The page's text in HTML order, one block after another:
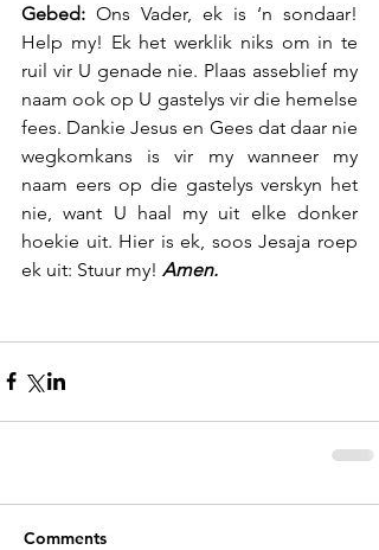
Gebed: Ons Vader, ek is ‘n sondaar!
Help my! Ek het werklik niks om in te
ruil vir U genade nie. Plaas asseblief my
naam ook op U gastelys vir die hemelse
fees. Dankie Jesus en Gees dat daar nie
wegkomkans is vir my wanneer my
naam eers op die gastelys verskyn het
nie, want U haal my uit elke donker
hoekie uit. Hier is ek, soos Jesaja roep
ek uit: Stuur my! Amen.
Comments